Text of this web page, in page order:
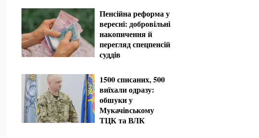
Пенсійна реформа у
вересні: добровільні
накопичення й
перегляд спецпенсій
суддів
1500 списаних, 500
виїхали одразу:
обшуки у
Мукачівському
ТЦК та ВЛК